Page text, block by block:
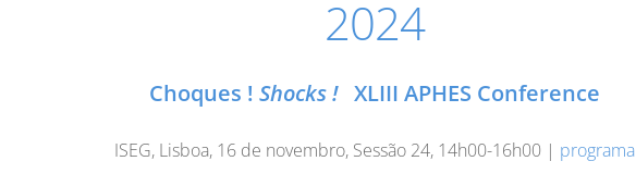
2024
Choques ! Shocks !XLIII APHES Conference
ISEG, Lisboa, 16 de novembro, Sessão 24, 14h00-16h00 | programa